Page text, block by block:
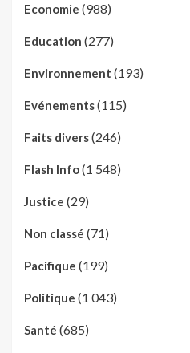
Economie (988)
Education (277)
Environnement (193)
Evénements(115)
Faits divers(246)
Flash Info(1 548)
Justice (29)
Non classé (71)
Pacifique (199)
Politique (1 043)
Santé (685)